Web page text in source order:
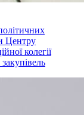
Центру
колегії